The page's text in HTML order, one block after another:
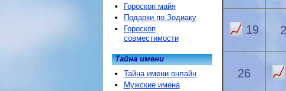
19
26
Гороскоп майя
Подарки по Зодиаку
Гороскоп
совместимости
Тайна имени
Тайна имени онлайн
Мужские имена